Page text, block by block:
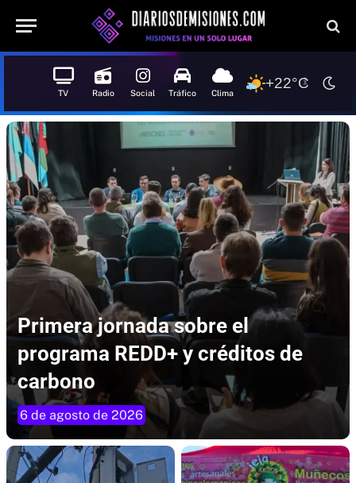
TV Radio Social Tráfico Clima
+22°C
Primera jornada sobre el
programa REDD+ y créditos de
carbono
6 de agosto de 2026